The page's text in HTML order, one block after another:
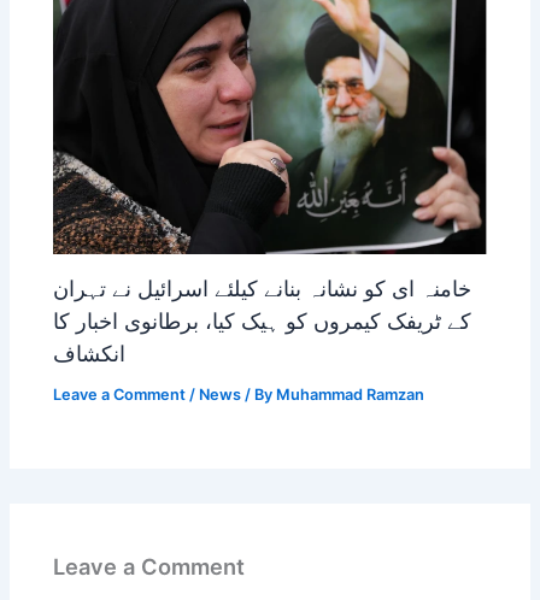
خامنہ ای کو نشانہ بنانے کیلئے اسرائیل نے تہران
کے ٹریفک کیمروں کو ہیک کیا، برطانوی اخبار کا
انکشاف
Leave a Comment / News / By Muhammad Ramzan
Leave a Comment